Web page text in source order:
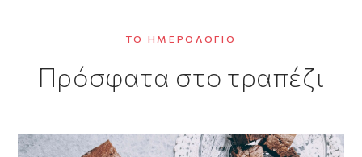
ΤΟ ΗΜΕΡΟΛΌΓΙΟ
Πρόσφατα στο τραπέζι